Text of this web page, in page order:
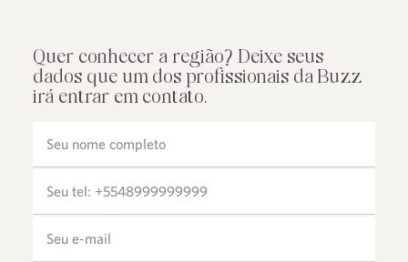
Quer conhecer a região? Deixe seus
dados que um dos profissionais da Buzz
irá entrar em contato.